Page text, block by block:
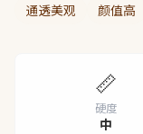
通透美观 颜值高
📏
硬度
中